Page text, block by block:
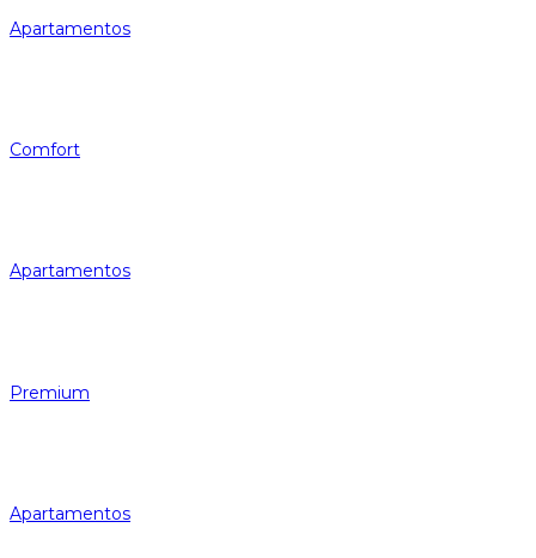
Apartamentos
Comfort
Apartamentos
Premium
Apartamentos